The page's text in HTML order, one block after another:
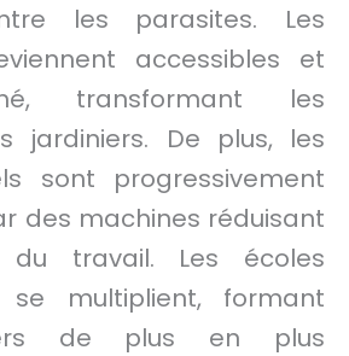
les parasites. Les
accessibles et
transformant les
jardiniers. De plus, les
sont progressivement
des machines réduisant
du travail. Les écoles
se multiplient, formant
de plus en plus